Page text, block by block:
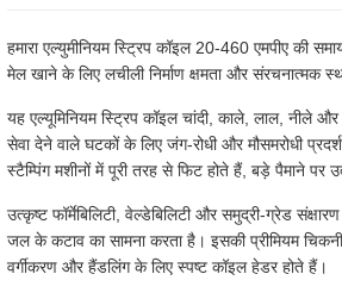
हमारा एल्युमीनियम स्ट्रिप कॉइल 20-460 एमपीए की
मेल खाने के लिए लचीली निर्माण क्षमता और संरचनात्मक
यह एल्यूमिनियम स्ट्रिप कॉइल चांदी, काले, लाल, नीले
सेवा देने वाले घटकों के लिए जंग-रोधी और मौसमरोधी
स्टैम्पिंग मशीनों में पूरी तरह से फिट होते हैं, बड़े पैमाने
उत्कृष्ट फॉर्मेबिलिटी, वेल्डेबिलिटी और समुद्री-ग्रेड
जल के कटाव का सामना करता है। इसकी प्रीमियम
वर्गीकरण और हैंडलिंग के लिए स्पष्ट कॉइल हेडर होते हैं।